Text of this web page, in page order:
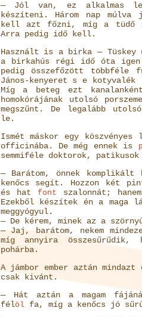
— Jól van, ez alkalmas
készíteni. Három nap
kell azt főzni, míg a tüdő
Arra pedig idő kell.
Használt is a birka — Tüskey
a birkahús régi idő óta igen
pedig összefőzött többféle
János-kenyeret s e
Míg a beteg ezt
homokórájának utolsó
megszűnt. De legalább
le.
Ismét máskor egy
officinába. De még ennek is
semmiféle doktorok,
— Barátom, önnek
kenőcs segít. Hozzon két
és hat font szalonnát;
Ezekből készítek én a maga
meggyógyul.
— De kérem, minek az a
— Jaj, barátom, nekem
míg annyira
pohárba.
A jámbor ember aztán mindazt
csak kivánt.
— Hát aztán a magam
félöl fa, míg a kenőcs jó